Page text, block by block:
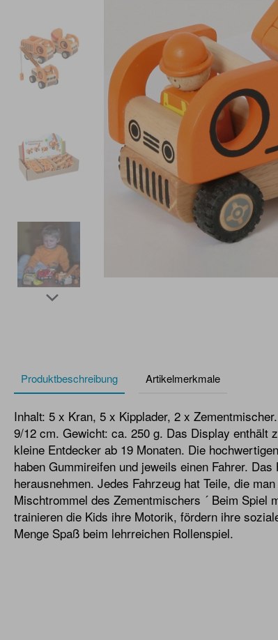
Produktbeschreibung Artikelmerkmale
Inhalt: 5 x Kran, 5 x Kipplader, 2 x
9/12 cm. Gewicht: ca. 250 g. Das Display enthält
kleine Entdecker ab 19 Monaten. Die
haben Gummireifen und jeweils einen Fahrer.
herausnehmen. Jedes Fahrzeug hat Teile, die
Mischtrommel des Zementmischers ´ Beim Spiel
trainieren die Kids ihre Motorik, fördern ihre
Menge Spaß beim lehrreichen Rollenspiel.